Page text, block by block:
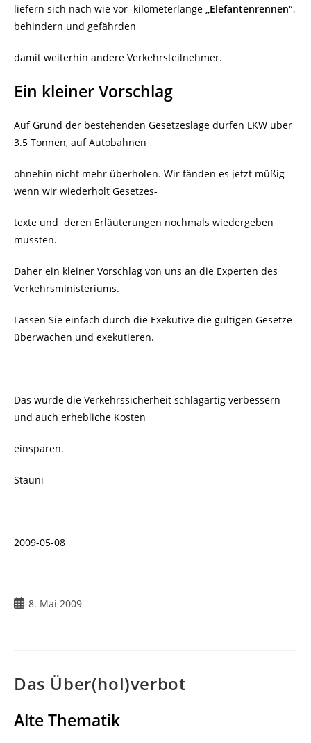
liefern sich nach wie vor kilometerlange „Elefantenrennen“,
behindern und gefährden
damit weiterhin andere Verkehrsteilnehmer.
Ein kleiner Vorschlag
Auf Grund der bestehenden Gesetzeslage dürfen LKW über
3.5 Tonnen, auf Autobahnen
ohnehin nicht mehr überholen. Wir fänden es jetzt müßig
wenn wir wiederholt Gesetzes-
texte und deren Erläuterungen nochmals wiedergeben
müssten.
Daher ein kleiner Vorschlag von uns an die Experten des
Verkehrsministeriums.
Lassen Sie einfach durch die Exekutive die gültigen Gesetze
überwachen und exekutieren.
Das würde die Verkehrssicherheit schlagartig verbessern
und auch erhebliche Kosten
einsparen.
Stauni
2009-05-08
Beitrag
8. Mai 2009
Das Über(hol)verbot
Alte Thematik